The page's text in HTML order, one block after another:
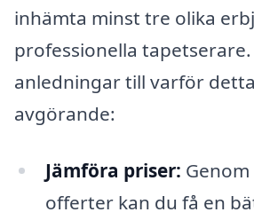
inhämta minst tre olika
professionella
anledningar till varför
avgörande:
Jämföra priser:
offerter kan du få en